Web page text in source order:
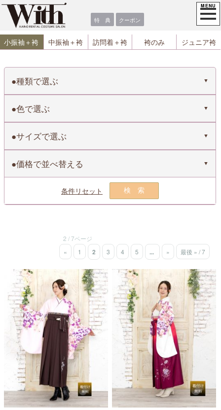
特 典 クーポン
小振袖＋袴 中振袖＋袴 訪問着＋袴 袴のみ ジュニア袴
種類で選ぶ
色で選ぶ
サイズで選ぶ
価格で並べ替える
条件リセット 検索
2 / 7ページ
«
1 2 3 4 5 ... » 最後 » / 7